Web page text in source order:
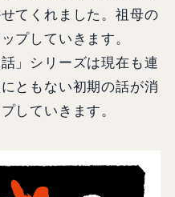
てくれました。祖母の
プしていきます。
」シリーズは現在も連
ともない初期の話が消
していきます。